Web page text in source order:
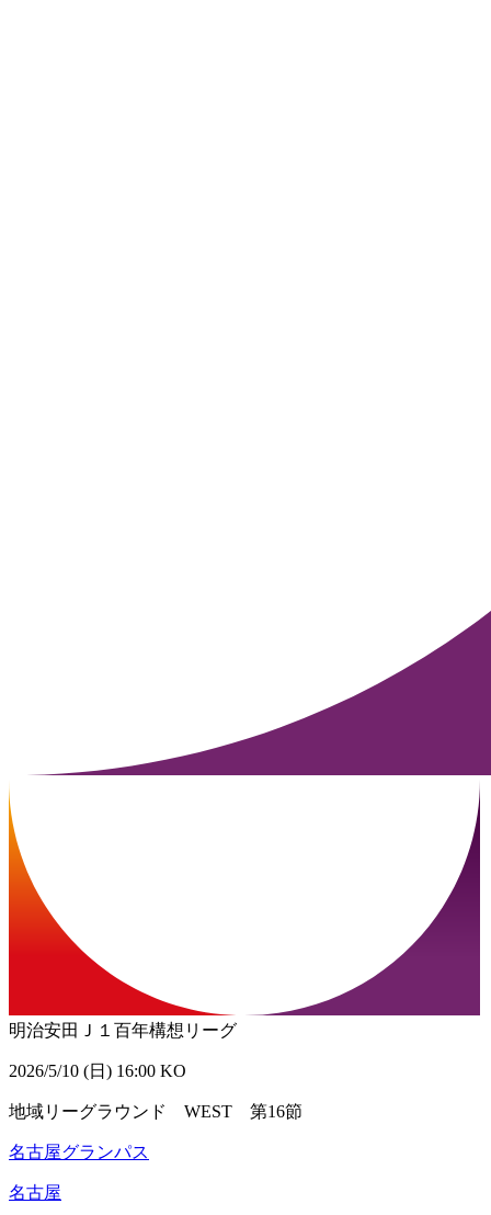
明治安田Ｊ１百年構想リーグ
2026/5/10 (日) 16:00 KO
地域リーグラウンド WEST 第16節
名古屋グランパス
名古屋